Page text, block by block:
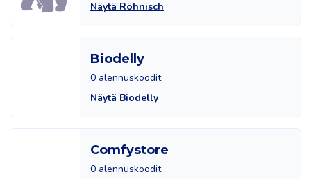
Näytä Röhnisch
Biodelly
0 alennuskoodit
Näytä Biodelly
Comfystore
0 alennuskoodit